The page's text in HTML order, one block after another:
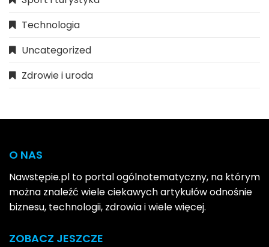
Technologia
Uncategorized
Zdrowie i uroda
O NAS
Nawstępie.pl to portal ogólnotematyczny, na którym
można znaleźć wiele ciekawych artykułów odnośnie
biznesu, technologii, zdrowia i wiele więcej.
ZOBACZ JESZCZE